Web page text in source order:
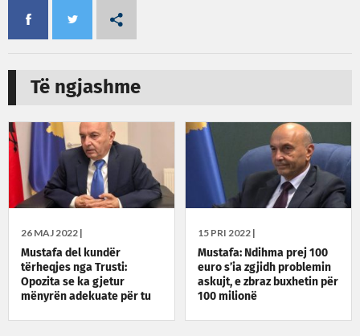
Të ngjashme
26 MAJ 2022 |
Mustafa del kundër
tërheqjes nga Trusti:
Opozita se ka gjetur
mënyrën adekuate për tu
15 PRI 2022 |
Mustafa: Ndihma prej 100
euro s’ia zgjidh problemin
askujt, e zbraz buxhetin për
100 milionë